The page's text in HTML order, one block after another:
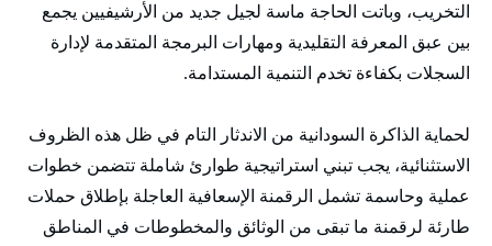
التخريب، وباتت الحاجة ماسة لجيل جديد من الأرشيفيين يجمع
بين عبق المعرفة التقليدية ومهارات البرمجة المتقدمة لإدارة
السجلات بكفاءة تخدم التنمية المستدامة.
لحماية الذاكرة السودانية من الاندثار التام في ظل هذه الظروف
الاستثنائية، يجب تبني استراتيجية طوارئ شاملة تتضمن خطوات
عملية وحاسمة تشمل الرقمنة الإسعافية العاجلة بإطلاق حملات
طارئة لرقمنة ما تبقى من الوثائق والمخطوطات في المناطق